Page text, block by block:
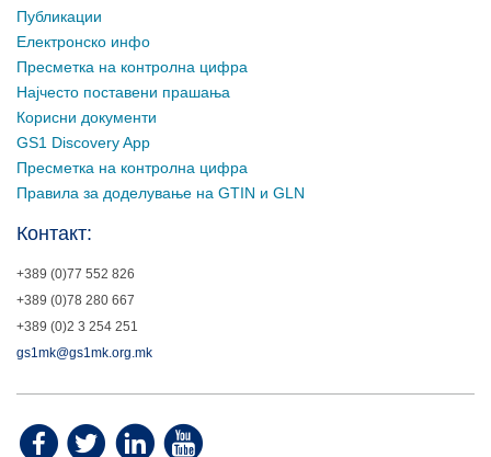
Публикации
Електронско инфо
Пресметка на контролна цифра
Најчесто поставени прашања
Корисни документи
GS1 Discovery App
Пресметка на контролна цифра
Правила за доделување на GTIN и GLN
Контакт:
+389 (0)77 552 826
+389 (0)78 280 667
+389 (0)2 3 254 251
gs1mk@gs1mk.org.mk